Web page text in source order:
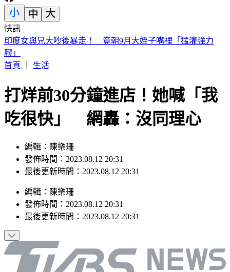
快訊
別只看台積電！ 外媒點名「2檔AI設備股」快上車
首頁
打烊前30分鐘進店！她喊「我
吃很快」 網轟：沒同理心
發佈時間：2023.08.12 20:31
最後更新時間：2023.08.12 20:31
發佈時間：2023.08.12 20:31
最後更新時間：2023.08.12 20:31